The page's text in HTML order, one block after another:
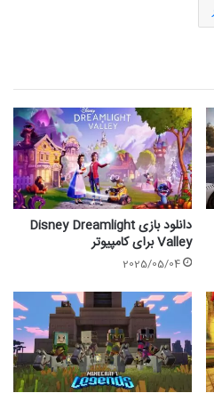
دانلود بازی Disney Dreamlight
Valley برای کامپیوتر
2025/05/04